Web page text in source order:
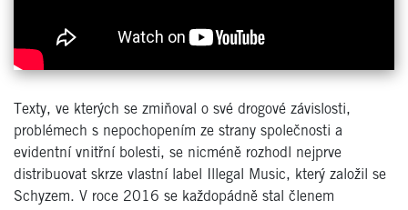
Texty, ve kterých se zmiňoval o své drogové závislosti,
problémech s nepochopením ze strany společnosti a
evidentní vnitřní bolesti, se nicméně rozhodl nejprve
distribuovat skrze vlastní label Illegal Music, který založil se
Schyzem. V roce 2016 se každopádně stal členem